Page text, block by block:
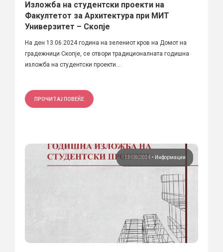
Изложба на студентски проекти на
Факултетот за Архитектура при МИТ
Универзитет – Скопје
На ден 13.06.2024 година на зелениот кров на Домот на
градежници Скопје, се отвори традиционалната годишна
изложба на студентски проекти...
ПРОЧИТАЈ ПОВЕЌЕ
13.06.2024 • Информации